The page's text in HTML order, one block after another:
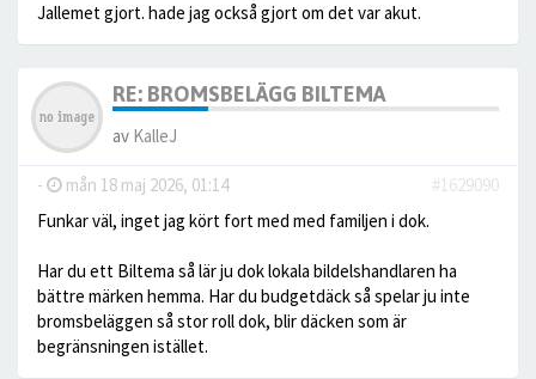
Jallemet gjort. hade jag också gjort om det var akut.
RE: BROMSBELÄGG BILTEMA
av KalleJ
- mån 18 maj 2026, 01:14
#1629090
Funkar väl, inget jag kört fort med med familjen i dok.
Har du ett Biltema så lär ju dok lokala bildelshandlaren ha
bättre märken hemma. Har du budgetdäck så spelar ju inte
bromsbeläggen så stor roll dok, blir däcken som är
begränsningen istället.